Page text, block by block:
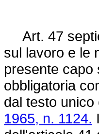
Art. 47
sul lavoro e le
presente capo
obbligatoria
dal testo unico
1965, n. 1124.